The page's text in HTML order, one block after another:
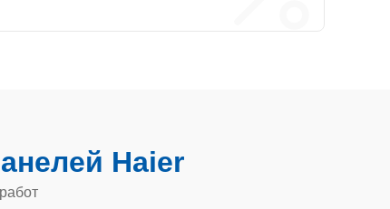
Haier